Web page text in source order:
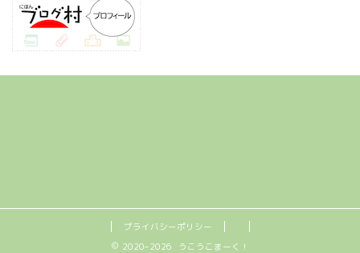
プライバシーポリシー
2020–2026 うこうこまーく！